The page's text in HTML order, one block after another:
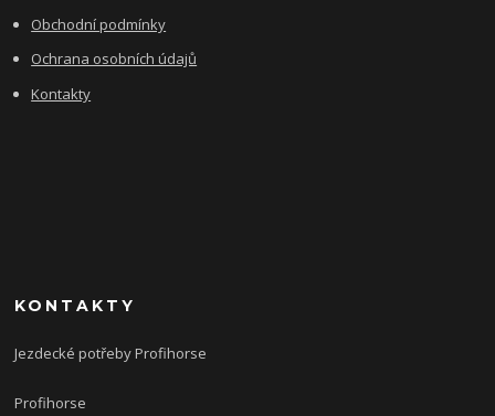
Obchodní podmínky
Ochrana osobních údajů
Kontakty
KONTAKTY
Jezdecké potřeby Profihorse
Profihorse